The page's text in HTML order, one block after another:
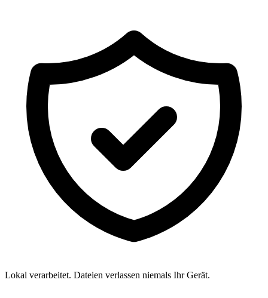
Lokal verarbeitet. Dateien verlassen niemals Ihr Gerät.